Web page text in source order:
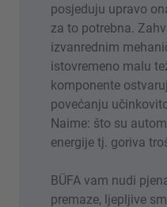
posjeduju upravo
za to potrebna.
izvanrednim
istovremeno malu
komponente
povećanju
Naime: što su
energije tj. goriva
BÜFA vam nudi
premaze, ljepljive